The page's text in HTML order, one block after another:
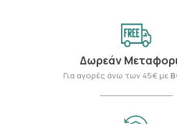
Δωρεάν
Για αγορές άνω των 45€ με